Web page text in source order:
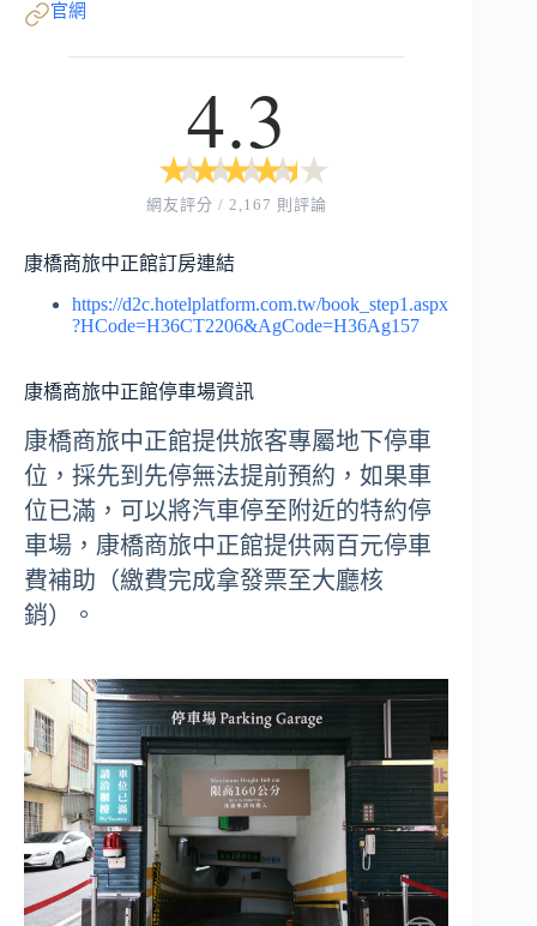
官網
4.3
★
★ ★
★ ★
★ ★
★ ★
★
網友評分 / 2,167 則評論
康橋商旅中正館訂房連結
https://d2c.hotelplatform.com.tw/book_step1.aspx
?HCode=H36CT2206&AgCode=H36Ag157
康橋商旅中正館停車場資訊
康橋商旅中正館提供旅客專屬地下停車
位，採先到先停無法提前預約，如果車
位已滿，可以將汽車停至附近的特約停
車場，康橋商旅中正館提供兩百元停車
費補助（繳費完成拿發票至大廳核
銷）。